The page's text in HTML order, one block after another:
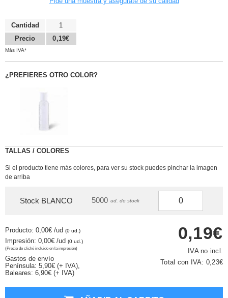
Cantidad
Precio
1
0,19€
Más IVA*
¿PREFIERES OTRO COLOR?
TALLAS / COLORES
Si el producto tiene más colores, para ver su stock puedes pinchar la imagen
de arriba
Stock BLANCO 5000 ud. de stock
Producto: 0,00€ /ud (0 ud.)
Impresión: 0,00€ /ud (0 ud.)
(Precio de cliché incluido en la impresión)
Gastos de envío
Península: 5,90€ (+ IVA),
Baleares: 6,90€ (+ IVA)
0,19€
IVA no incl.
Total con IVA: 0,23€